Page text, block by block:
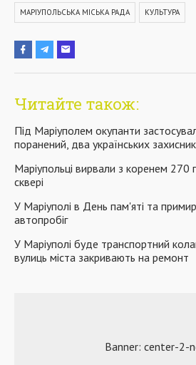
МАРІУПОЛЬСЬКА МІСЬКА РАДА КУЛЬТУРА
Читайте також:
Під Маріуполем окупанти
поранений, два українських
Маріупольці вирвали з коренем 270
сквері
У Маріуполі в День пам'яті та
автопробіг
У Маріуполі буде транспортний
вулиць міста закривають на ремонт